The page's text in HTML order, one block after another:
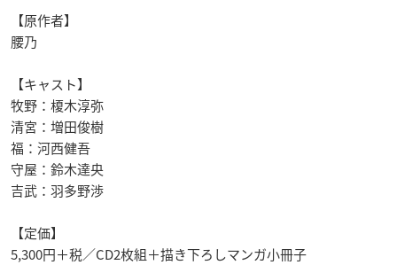
【原作者】
腰乃
【キャスト】
牧野：榎木淳弥
清宮：増田俊樹
福：河西健吾
守屋：鈴木達央
吉武：羽多野渉
【定価】
5,300円＋税／CD2枚組＋描き下ろしマンガ小冊子